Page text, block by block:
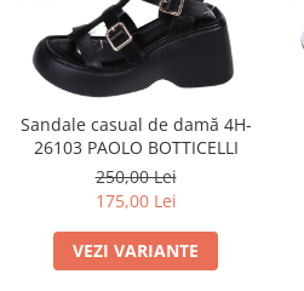
Sandale casual de damă 4H-
26103 PAOLO BOTTICELLI
250,00 Lei
175,00 Lei
VEZI VARIANTE